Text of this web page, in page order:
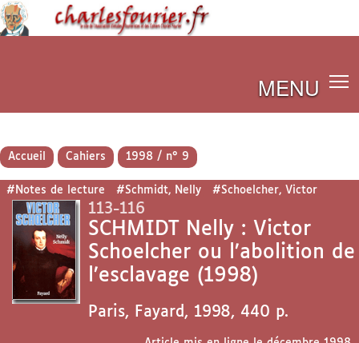
MENU
Accueil Cahiers 1998 / n° 9
#Notes de lecture #Schmidt, Nelly #Schoelcher, Victor
113-116
SCHMIDT Nelly : Victor
Schoelcher ou l’abolition de
l’esclavage (1998)
Paris, Fayard, 1998, 440 p.